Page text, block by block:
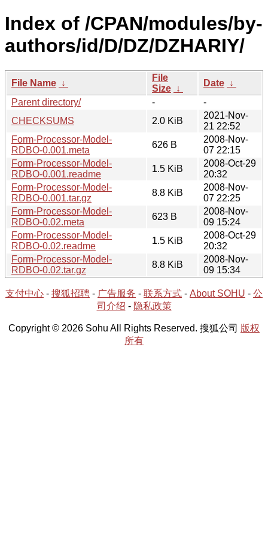
Index of /CPAN/modules/by-
authors/id/D/DZ/DZHARIY/
File Name ↓
File
Size ↓
Date ↓
Parent directory/
-
-
CHECKSUMS
2.0 KiB
2021-Nov-
21 22:52
Form-Processor-Model-
RDBO-0.001.meta
626 B
2008-Nov-
07 22:15
Form-Processor-Model-
RDBO-0.001.readme
1.5 KiB
2008-Oct-29
20:32
Form-Processor-Model-
RDBO-0.001.tar.gz
8.8 KiB
2008-Nov-
07 22:25
Form-Processor-Model-
RDBO-0.02.meta
623 B
2008-Nov-
09 15:24
Form-Processor-Model-
RDBO-0.02.readme
1.5 KiB
2008-Oct-29
20:32
Form-Processor-Model-
RDBO-0.02.tar.gz
8.8 KiB
2008-Nov-
09 15:34
支付中心 - 搜狐招聘 - 广告服务 - 联系方式 - About SOHU - 公
司介绍 - 隐私政策
Copyright © 2026 Sohu All Rights Reserved. 搜狐公司 版权
所有